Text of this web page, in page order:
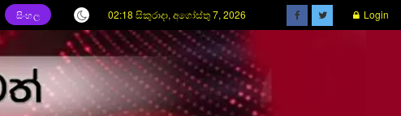
සිංහල 02:18 සිකුරාදා, අගෝස්තු 7, 2026 Login